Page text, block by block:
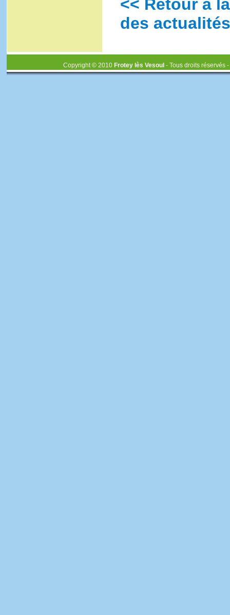
<< Retour à
des
Copyright © 2010 Frotey lès Vesoul - Tous droits réservés